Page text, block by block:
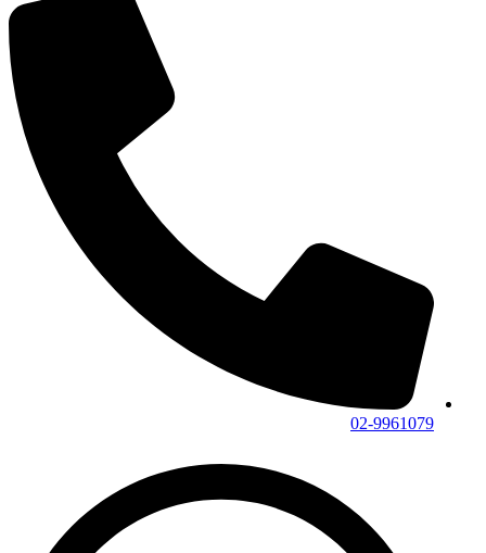
02-9961079